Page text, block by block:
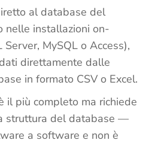
al database del
nelle installazioni on-
Server, MySQL o Access),
direttamente dalle
in formato CSV o Excel.
il più completo ma richiede
struttura del database —
a software e non è